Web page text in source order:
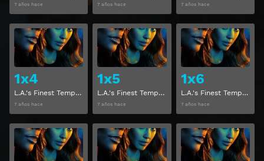
7 años hace 7 años hace 7 años hace
1x4
L.A.'s Finest Temporada 1 Capitulo 4
7 años hace
Ver
1x5
L.A.'s Finest Temporada 1 Capitulo 5
7 años hace
Ver
1x6
L.A.'s Finest Temporada 1 Capitulo 6
7 años hace
Ver Ver